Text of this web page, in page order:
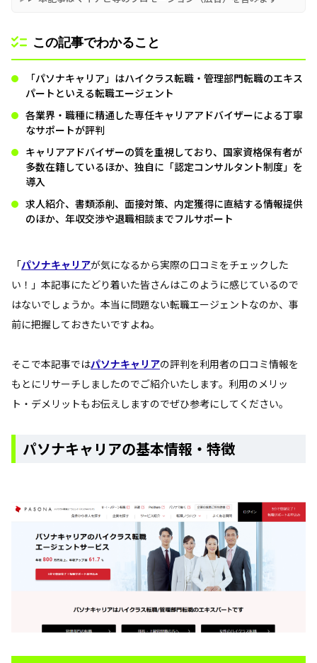
ハイクラス転職をしたいならココ
この記事でわかること
「パソナキャリア」はハイクラス転職・管理部門転職のエキス
パートといえる転職エージェント
各業界・職種に精通した専任キャリアアドバイザーによる丁寧
なサポートが評判
キャリアアドバイザーの質を重視しており、国家資格保有者が
多数在籍しているほか、独自に「認定コンサルタント制度」を
導入
求人紹介、書類添削、面接対策、内定獲得に直結する情報提供
のほか、年収交渉や退職相談までフルサポート
「パソナキャリアが気になるから実際の口コミをチェックした
い！」本記事にたどり着いた皆さんはこのように感じているので
はないでしょうか。本当に問題ない転職エージェントなのか、事
前に把握しておきたいですよね。
そこで本記事ではパソナキャリアの評判を利用者の口コミ情報を
もとにリサーチしましたのでご紹介いたします。利用のメリッ
ト・デメリットもお伝えしますのでぜひ参考にしてください。
パソナキャリアの基本情報・特徴